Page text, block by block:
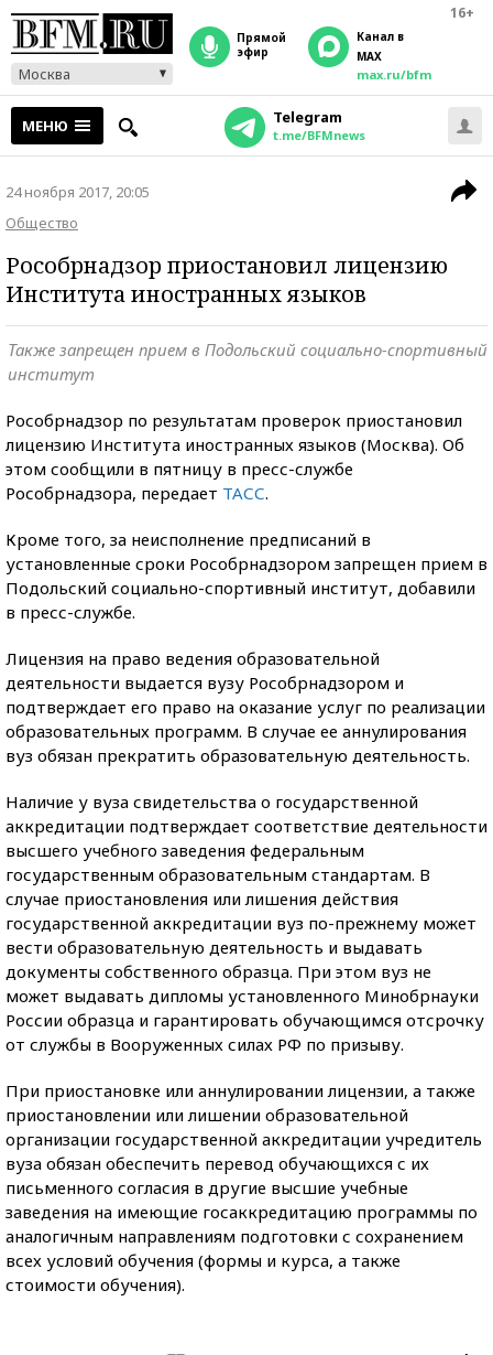
16+
Москва
прямой
эфир
Канал в
MAX
max.ru/bfm
МЕНЮ Telegram
t.me/BFMnews
24 ноября 2017, 20:05
Общество
Рособрнадзор приостановил лицензию
Института иностранных языков
Также запрещен прием в Подольский социально-спортивный
институт
Рособрнадзор по результатам проверок приостановил
лицензию Института иностранных языков (Москва). Об
этом сообщили в пятницу в пресс-службе
Рособрнадзора, передает ТАСС.
Кроме того, за неисполнение предписаний в
установленные сроки Рособрнадзором запрещен прием в
Подольский социально-спортивный институт, добавили
в пресс-службе.
Лицензия на право ведения образовательной
деятельности выдается вузу Рособрнадзором и
подтверждает его право на оказание услуг по реализации
образовательных программ. В случае ее аннулирования
вуз обязан прекратить образовательную деятельность.
Наличие у вуза свидетельства о государственной
аккредитации подтверждает соответствие деятельности
высшего учебного заведения федеральным
государственным образовательным стандартам. В
случае приостановления или лишения действия
государственной аккредитации вуз по-прежнему может
вести образовательную деятельность и выдавать
документы собственного образца. При этом вуз не
может выдавать дипломы установленного Минобрнауки
России образца и гарантировать обучающимся отсрочку
от службы в Вооруженных силах РФ по призыву.
При приостановке или аннулировании лицензии, а также
приостановлении или лишении образовательной
организации государственной аккредитации учредитель
вуза обязан обеспечить перевод обучающихся с их
письменного согласия в другие высшие учебные
заведения на имеющие госаккредитацию программы по
аналогичным направлениям подготовки с сохранением
всех условий обучения (формы и курса, а также
стоимости обучения).